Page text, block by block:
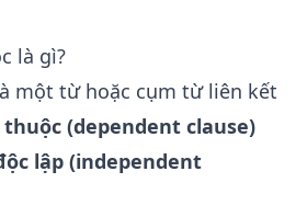
là gì?
một từ hoặc cụm từ liên kết
(dependent clause)
lập (independent